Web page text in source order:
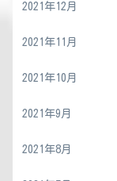
2021年12月
2021年11月
2021年10月
2021年9月
2021年8月